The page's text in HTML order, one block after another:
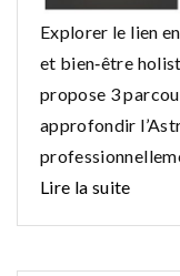
Explorer le lien
et bien‑être
propose 3
approfondir
Lire la suite